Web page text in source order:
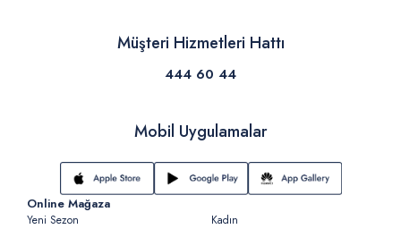
Müşteri Hizmetleri Hattı
444 60 44
Mobil Uygulamalar
Online Mağaza
Yeni Sezon
Kadın